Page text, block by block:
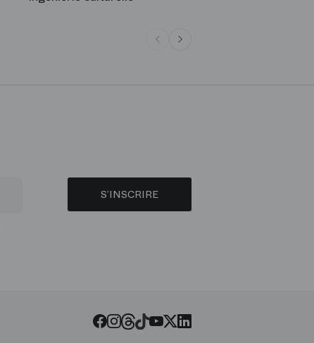
S’INSCRIRE
Facebook
Instagram
Threads
Tiktok
Youtube
Twitter
LinkedIn